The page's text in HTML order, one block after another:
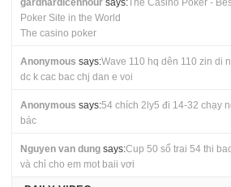
gardnardicenhoursays:The Casino Poker -
Poker Site in the World
The casino poker
Anonymous says:Wave 110 hq dên 110 zin di
dc k cac bac chj dan e voi
Anonymous says:54 chích 2ly5 đi 14-32 chạy
bác
Nguyen van dungsays:Cup 50 sổ trai 54 thi
và chỉ cho em mot baii vơi